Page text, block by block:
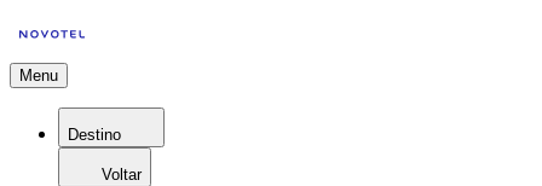
Menu
Destino
Voltar